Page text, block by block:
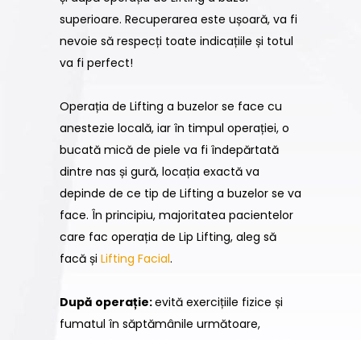
superioare. Recuperarea este ușoară, va fi
nevoie să respecți toate indicațiile și totul
va fi perfect!
Operația de Lifting a buzelor se face cu
anestezie locală, iar în timpul operației, o
bucată mică de piele va fi îndepărtată
dintre nas și gură, locația exactă va
depinde de ce tip de Lifting a buzelor se va
face. În principiu, majoritatea pacientelor
care fac operația de Lip Lifting, aleg să
facă și Lifting Facial.
După operație:evită exercițiile fizice și
fumatul în săptămânile următoare,